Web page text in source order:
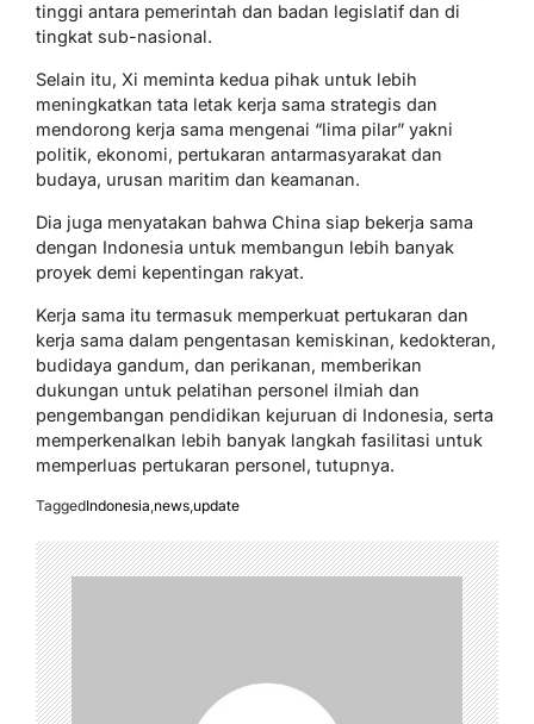
tinggi antara pemerintah dan badan legislatif dan di
tingkat sub-nasional.
Selain itu, Xi meminta kedua pihak untuk lebih
meningkatkan tata letak kerja sama strategis dan
mendorong kerja sama mengenai “lima pilar” yakni
politik, ekonomi, pertukaran antarmasyarakat dan
budaya, urusan maritim dan keamanan.
Dia juga menyatakan bahwa China siap bekerja sama
dengan Indonesia untuk membangun lebih banyak
proyek demi kepentingan rakyat.
Kerja sama itu termasuk memperkuat pertukaran dan
kerja sama dalam pengentasan kemiskinan, kedokteran,
budidaya gandum, dan perikanan, memberikan
dukungan untuk pelatihan personel ilmiah dan
pengembangan pendidikan kejuruan di Indonesia, serta
memperkenalkan lebih banyak langkah fasilitasi untuk
memperluas pertukaran personel, tutupnya.
TaggedIndonesia,news,update